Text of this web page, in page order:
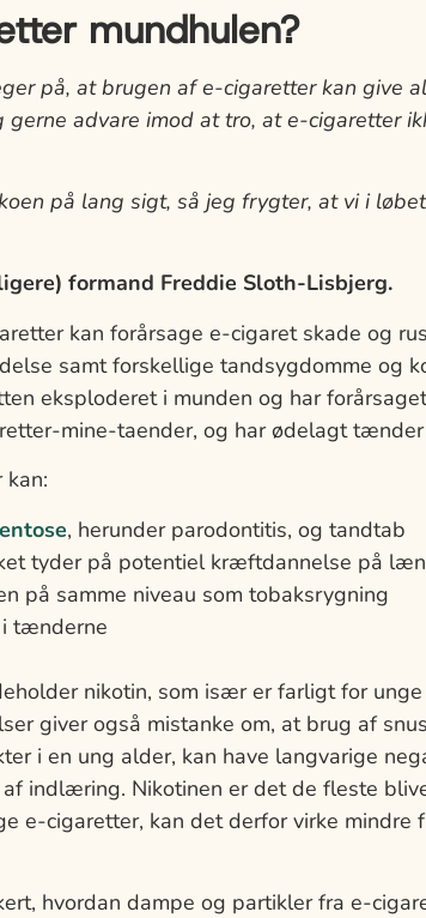
mundhulen?
på, at brugen af e-cigaretter kan give
advare imod at tro, at e-cigaretter
på lang sigt, så jeg frygter, at vi i
formand Freddie Sloth-Lisbjerg.
kan forårsage e-cigaret skade og
samt forskellige tandsygdomme og
eksploderet i munden og har
mine-taender, og har ødelagt
kan:
, herunder parodontitis, og tandtab
tyder på potentiel kræftdannelse på
på samme niveau som tobaksrygning
tænderne
nikotin, som især er farligt for unge
giver også mistanke om, at brug af
i en ung alder, kan have langvarige
af indlæring. Nikotinen er det de fleste
e-cigaretter, kan det derfor virke mindre
hvordan dampe og partikler fra e-